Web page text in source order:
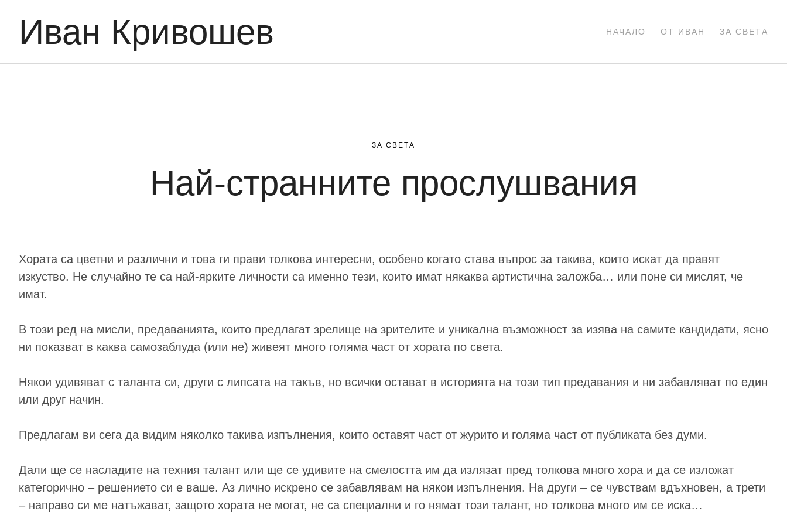
Иван Кривошев НАЧАЛО ОТ ИВАН ЗА СВЕТА
ЗА СВЕТА
Най-странните прослушвания
Хората са цветни и различни и това ги прави толкова интересни, особено когато става въпрос за такива, които искат да правят
изкуство. Не случайно те са най-ярките личности са именно тези, които имат някаква артистична заложба… или поне си мислят, че
имат.
В този ред на мисли, предаванията, които предлагат зрелище на зрителите и уникална възможност за изява на самите кандидати, ясно
ни показват в каква самозаблуда (или не) живеят много голяма част от хората по света.
Някои удивяват с таланта си, други с липсата на такъв, но всички остават в историята на този тип предавания и ни забавляват по един
или друг начин.
Предлагам ви сега да видим няколко такива изпълнения, които оставят част от журито и голяма част от публиката без думи.
Дали ще се насладите на техния талант или ще се удивите на смелостта им да излязат пред толкова много хора и да се изложат
категорично – решението си е ваше. Аз лично искрено се забавлявам на някои изпълнения. На други – се чувствам вдъхновен, а трети
– направо си ме натъжават, защото хората не могат, не са специални и го нямат този талант, но толкова много им се иска…